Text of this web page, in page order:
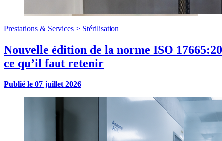
Prestations & Services > Stérilisation
Nouvelle édition de la norme ISO
ce qu’il faut retenir
Publié le 07 juillet 2026